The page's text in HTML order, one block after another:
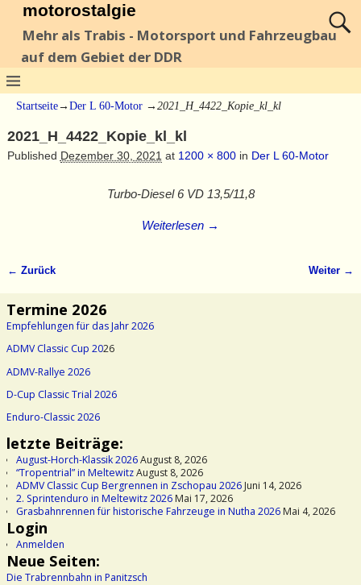
motorostalgie
Mehr als Trabis - Motorsport und Fahrzeugbau
auf dem Gebiet der DDR
Startseite→ Der L 60-Motor → 2021_H_4422_Kopie_kl_kl
2021_H_4422_Kopie_kl_kl
Published Dezember 30, 2021 at 1200 × 800in Der L 60-Motor
Turbo-Diesel 6 VD 13,5/11,8
Weiterlesen →
← Zurück Weiter →
Termine 2026
Empfehlungen für das Jahr 2026
ADMV Classic Cup 2026
ADMV-Rallye 2026
D-Cup Classic Trial 2026
Enduro-Classic 2026
letzte Beiträge:
August-Horch-Klassik 2026August 8, 2026
“Tropentrial” in MeltewitzAugust 8, 2026
ADMV Classic Cup Bergrennen in Zschopau 2026Juni 14, 2026
2. Sprintenduro in Meltewitz 2026Mai 17, 2026
Grasbahnrennen für historische Fahrzeuge in Nutha 2026Mai 4, 2026
Login
Anmelden
Neue Seiten:
Die Trabrennbahn in Panitzsch